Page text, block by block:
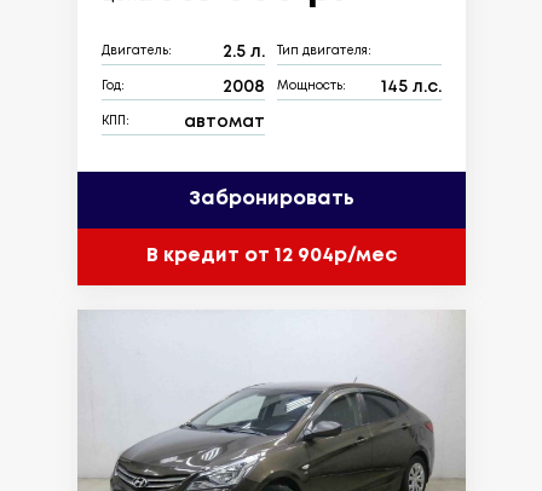
Двигатель: 2.5 л. Тип двигателя:
Год: 2008 Мощность: 145 л.с.
КПП: автомат
Забронировать
В кредит от 12 904р/мес